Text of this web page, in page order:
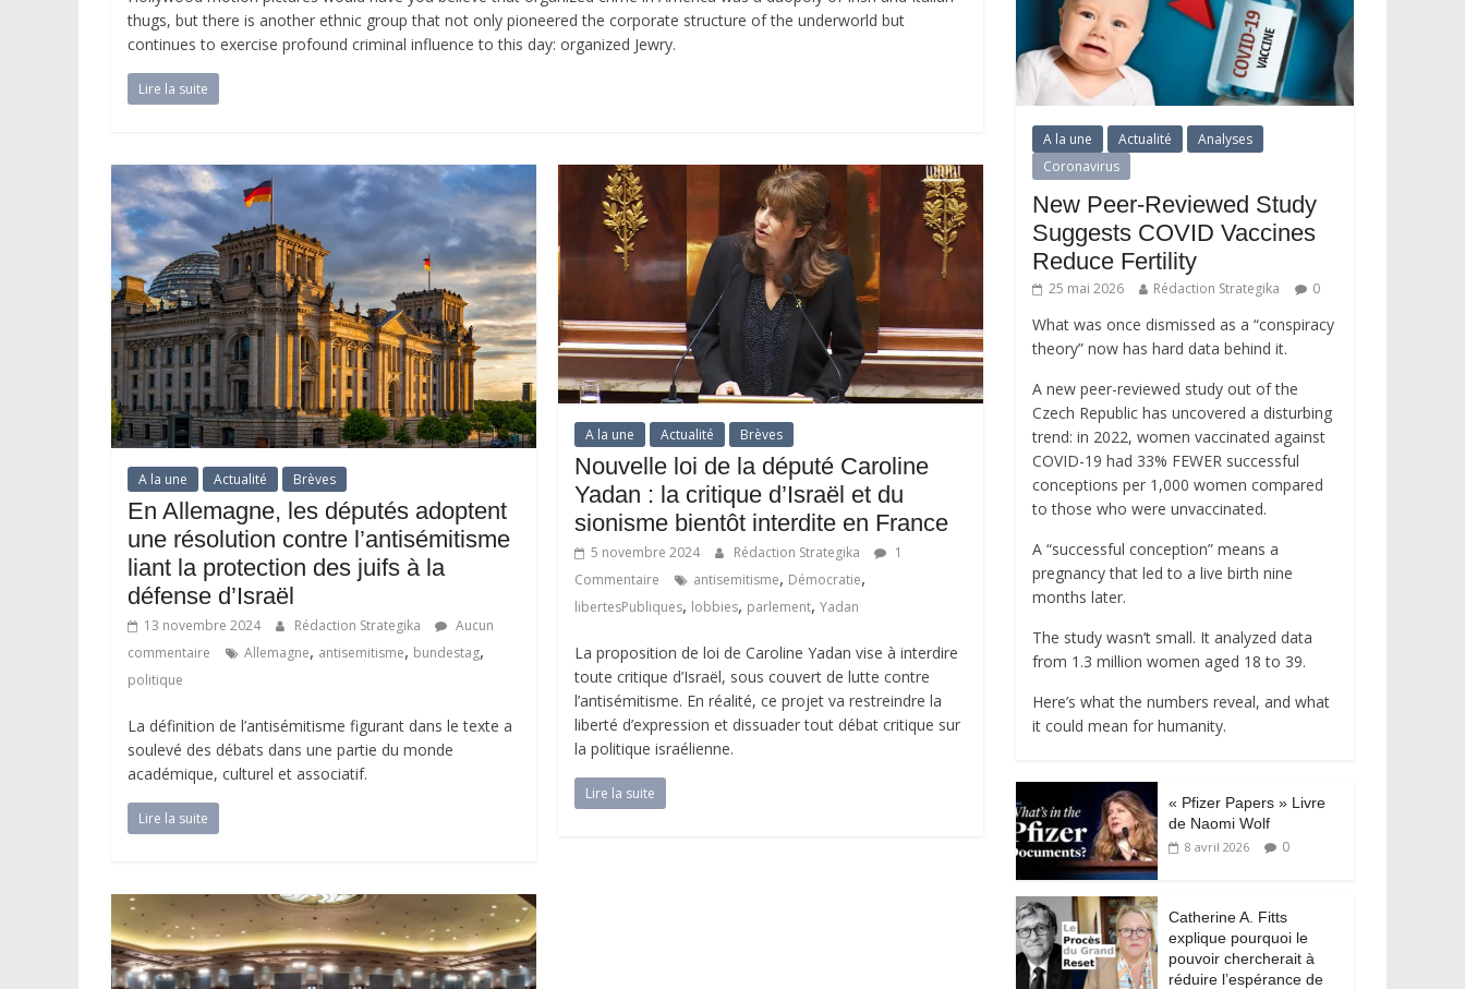
thugs, but there is another ethnic group that not only pioneered the corporate structure of the underworld but
continues to exercise profound criminal influence to this day: organized Jewry.
Lire la suite
A la une Actualité Brèves
En Allemagne, les députés adoptent
une résolution contre l’antisémitisme
liant la protection des juifs à la
défense d’Israël
13 novembre 2024 Rédaction Strategika
Aucun
commentaire
Allemagne, antisemitisme, bundestag,
politique
La définition de l’antisémitisme figurant dans le texte a
soulevé des débats dans une partie du monde
académique, culturel et associatif.
Lire la suite
A la une Actualité Brèves
Nouvelle loi de la député Caroline
Yadan : la critique d’Israël et du
sionisme bientôt interdite en France
5 novembre 2024 Rédaction Strategika
1
Commentaire
antisemitisme, Démocratie,
libertesPubliques, lobbies, parlement,Yadan
La proposition de loi de Caroline Yadan vise à interdire
toute critique d’Israël, sous couvert de lutte contre
l’antisémitisme. En réalité, ce projet va restreindre la
liberté d’expression et dissuader tout débat critique sur
la politique israélienne.
Lire la suite
A la une Actualité
Analyses
Coronavirus
New Peer-Reviewed Study
Suggests COVID Vaccines
Reduce Fertility
25 mai 2026 Rédaction Strategika 0
What was once dismissed as a “conspiracy
theory” now has hard data behind it.
A new peer-reviewed study out of the
Czech Republic has uncovered a disturbing
trend: in 2022, women vaccinated against
COVID-19 had 33% FEWER successful
conceptions per 1,000 women compared
to those who were unvaccinated.
A “successful conception” means a
pregnancy that led to a live birth nine
months later.
The study wasn’t small. It analyzed data
from 1.3 million women aged 18 to 39.
Here’s what the numbers reveal, and what
it could mean for humanity.
« Pfizer Papers » Livre
de Naomi Wolf
8 avril 2026 0
Catherine A. Fitts
explique pourquoi le
pouvoir chercherait à
réduire l’espérance de